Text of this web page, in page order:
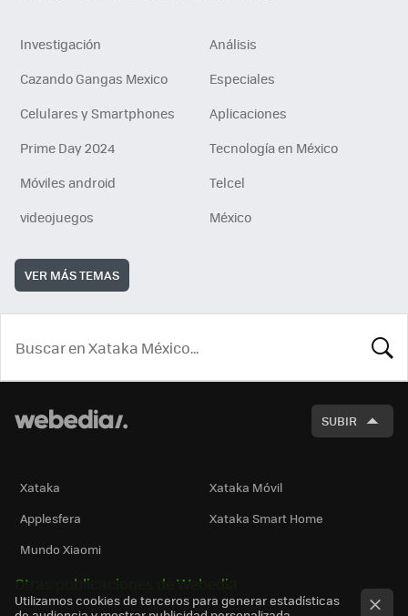
Investigación
Análisis
Cazando Gangas Mexico
Especiales
Celulares y Smartphones
Aplicaciones
Prime Day 2024
Tecnología en México
Móviles android
Telcel
videojuegos
México
VER MÁS TEMAS
SUBIR
Xataka
Xataka Móvil
Applesfera
Xataka Smart Home
Mundo Xiaomi
Otras publicaciones de Webedia
Utilizamos cookies de terceros para generar estadísticas